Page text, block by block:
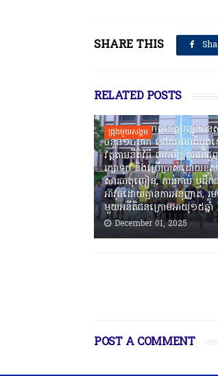
SHARE THIS
RELATED POSTS
ជ្រុងមួយសង្គម
កងរាជឣាវុធហត្ថខេត្តបញ្ជូនជ
ចំនួន១៤នាក់ ទៅសាលាដំបូងខ
វត្តតាមនីតិវិធី ពាក់ព័ន្ធ ករណីជួ
រក្សាទុក និងប្រើប្រាស់ដោយខុស
សារធាតុញៀន, កាន់កាប់ ឬដឹក
អាវុធដោយគ្មានការអនុញ្ញាត, រួ
មួយអនីតិជនក្រោមអាយុ១៥ឆ្នាំ
December 01, 2025
POST A COMMENT